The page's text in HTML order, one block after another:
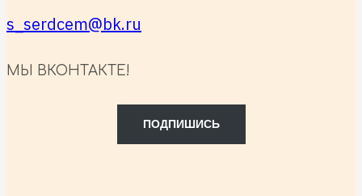
s_serdcem@bk.ru
МЫ ВКОНТАКТЕ!
ПОДПИШИСЬ